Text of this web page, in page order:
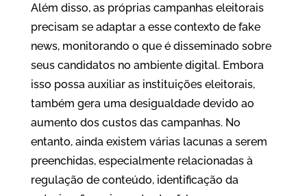
Além disso, as próprias campanhas eleitorais
precisam se adaptar a esse contexto de fake
news, monitorando o que é disseminado sobre
seus candidatos no ambiente digital. Embora
isso possa auxiliar as instituições eleitorais,
também gera uma desigualdade devido ao
aumento dos custos das campanhas. No
entanto, ainda existem várias lacunas a serem
preenchidas, especialmente relacionadas à
regulação de conteúdo, identificação da